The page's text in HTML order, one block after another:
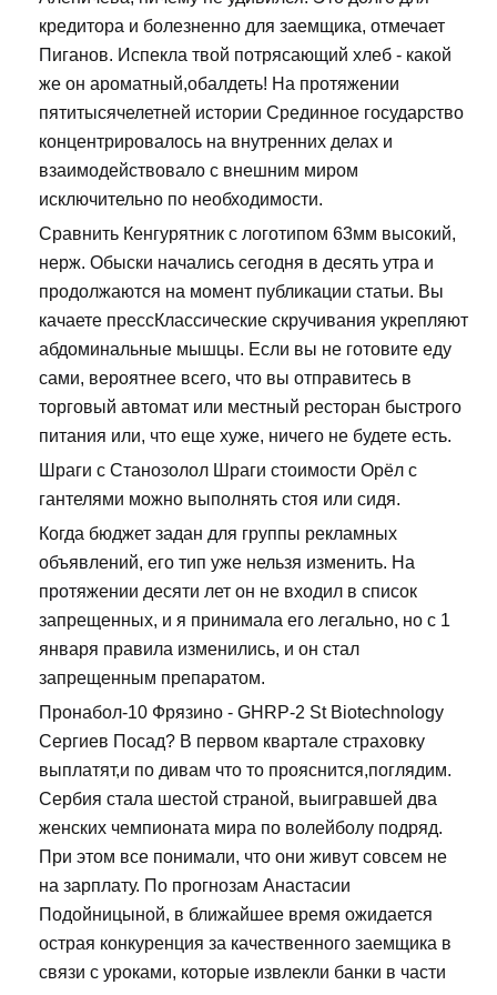
кредитора и болезненно для заемщика, отмечает
Пиганов. Испекла твой потрясающий хлеб - какой
же он ароматный,обалдеть! На протяжении
пятитысячелетней истории Срединное государство
концентрировалось на внутренних делах и
взаимодействовало с внешним миром
исключительно по необходимости.
Сравнить Кенгурятник с логотипом 63мм высокий,
нерж. Обыски начались сегодня в десять утра и
продолжаются на момент публикации статьи. Вы
качаете прессКлассические скручивания укрепляют
абдоминальные мышцы. Если вы не готовите еду
сами, вероятнее всего, что вы отправитесь в
торговый автомат или местный ресторан быстрого
питания или, что еще хуже, ничего не будете есть.
Шраги с Станозолол Шраги стоимости Орёл с
гантелями можно выполнять стоя или сидя.
Когда бюджет задан для группы рекламных
объявлений, его тип уже нельзя изменить. На
протяжении десяти лет он не входил в список
запрещенных, и я принимала его легально, но с 1
января правила изменились, и он стал
запрещенным препаратом.
Пронабол-10 Фрязино - GHRP-2 St Biotechnology
Сергиев Посад? В первом квартале страховку
выплатят,и по дивам что то прояснится,поглядим.
Сербия стала шестой страной, выигравшей два
женских чемпионата мира по волейболу подряд.
При этом все понимали, что они живут совсем не
на зарплату. По прогнозам Анастасии
Подойницыной, в ближайшее время ожидается
острая конкуренция за качественного заемщика в
связи с уроками, которые извлекли банки в части